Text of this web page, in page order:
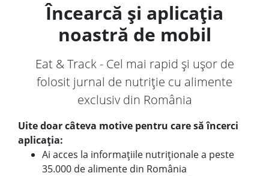
Încearcă și aplicația
noastră de mobil
Eat & Track - Cel mai rapid și ușor de
folosit jurnal de nutriție cu alimente
exclusiv din România
Uite doar câteva motive pentru care să încerci
aplicația:
Ai acces la informațiile nutriționale a peste
35.000 de alimente din România